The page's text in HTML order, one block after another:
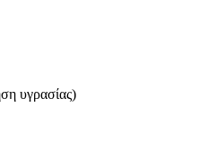
υγρασίας)